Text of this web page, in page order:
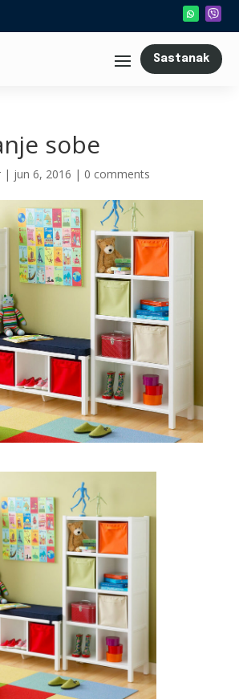
Sastanak
sobe
| jun 6, 2016 | 0 comments